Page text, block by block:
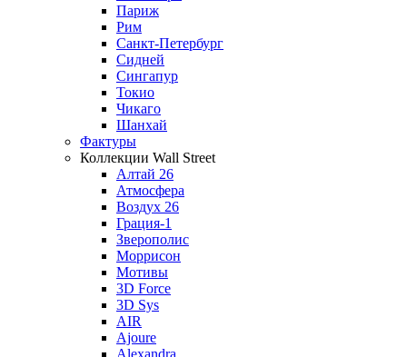
Париж
Рим
Санкт-Петербург
Сидней
Сингапур
Токио
Чикаго
Шанхай
Фактуры
Коллекции Wall Street
Алтай 26
Атмосфера
Воздух 26
Грация-1
Зверополис
Моррисон
Мотивы
3D Force
3D Sys
AIR
Ajoure
Alexandra